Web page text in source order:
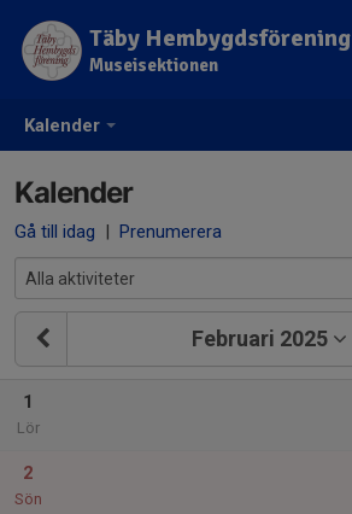
Kalender
Täby Hembygdsförening
Museisektionen
Kalender
Gå till idag | Prenumerera
Februari 2025
1
Lör
2
Sön